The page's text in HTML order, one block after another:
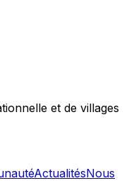
et de villages
ActualitésNous